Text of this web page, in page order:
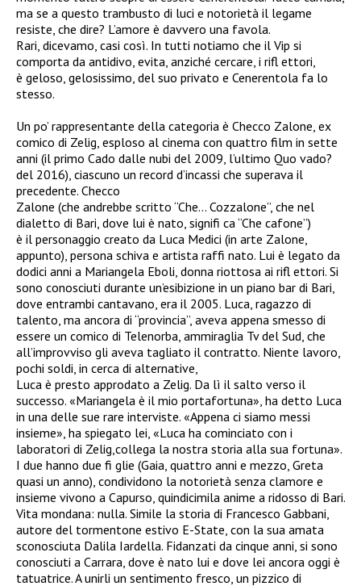
ma se a questo trambusto di luci e notorietà il legame
resiste, che dire? L’amore è davvero una favola.
Rari, dicevamo, casi così. In tutti notiamo che il Vip si
comporta da antidivo, evita, anziché cercare, i rifl ettori,
è geloso, gelosissimo, del suo privato e Cenerentola fa lo
stesso.
Un po’ rappresentante della categoria è Checco Zalone, ex
comico di Zelig, esploso al cinema con quattro film in sette
anni (il primo Cado dalle nubi del 2009, l’ultimo Quo vado?
del 2016), ciascuno un record d’incassi che superava il
precedente. Checco
Zalone (che andrebbe scritto “Che… Cozzalone”, che nel
dialetto di Bari, dove lui è nato, signifi ca “Che cafone”)
è il personaggio creato da Luca Medici (in arte Zalone,
appunto), persona schiva e artista raffi nato. Lui è legato da
dodici anni a Mariangela Eboli, donna riottosa ai rifl ettori. Si
sono conosciuti durante un’esibizione in un piano bar di Bari,
dove entrambi cantavano, era il 2005. Luca, ragazzo di
talento, ma ancora di “provincia”, aveva appena smesso di
essere un comico di Telenorba, ammiraglia Tv del Sud, che
all’improvviso gli aveva tagliato il contratto. Niente lavoro,
pochi soldi, in cerca di alternative,
Luca è presto approdato a Zelig. Da lì il salto verso il
successo. «Mariangela è il mio portafortuna», ha detto Luca
in una delle sue rare interviste. «Appena ci siamo messi
insieme», ha spiegato lei, «Luca ha cominciato con i
laboratori di Zelig,collega la nostra storia alla sua fortuna».
I due hanno due fi glie (Gaia, quattro anni e mezzo, Greta
quasi un anno), condividono la notorietà senza clamore e
insieme vivono a Capurso, quindicimila anime a ridosso di Bari.
Vita mondana: nulla. Simile la storia di Francesco Gabbani,
autore del tormentone estivo E-State, con la sua amata
sconosciuta Dalila Iardella. Fidanzati da cinque anni, si sono
conosciuti a Carrara, dove è nato lui e dove lei ancora oggi è
tatuatrice. A unirli un sentimento fresco, un pizzico di